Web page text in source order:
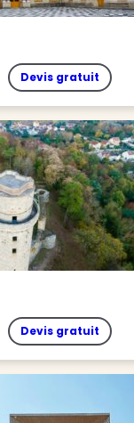
Devis gratuit
Devis gratuit